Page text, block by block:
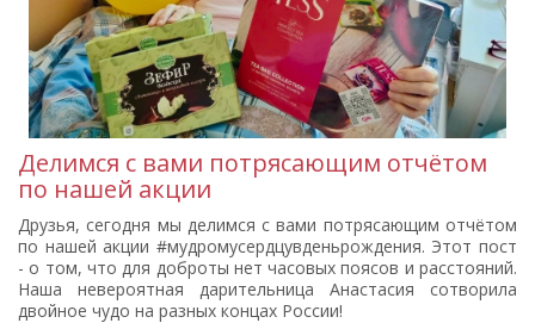
Делимся с вами потрясающим отчётом
по нашей акции
Друзья, сегодня мы делимся с вами потрясающим отчётом
по нашей акции #мудромусердцувденьрождения. Этот пост
- о том, что для доброты нет часовых поясов и расстояний.
Наша невероятная дарительница Анастасия сотворила
двойное чудо на разных концах России!